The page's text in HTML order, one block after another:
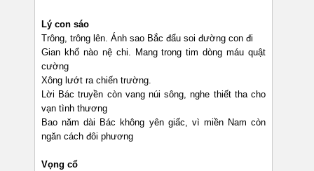
Lý con sáo
Trông, trông lên. Ánh sao Bắc đẩu soi đường con đi
Gian khổ nào nệ chi. Mang trong tim dòng máu quật
cường
Xông lướt ra chiến trường.
Lời Bác truyền còn vang núi sông, nghe thiết tha cho
vạn tình thương
Bao năm dài Bác không yên giấc, vì miền Nam còn
ngăn cách đôi phương
Vọng cổ